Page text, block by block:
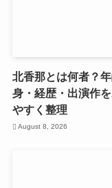
北香那とは何者？
身・経歴・出演作
やすく整理
August 8, 2026